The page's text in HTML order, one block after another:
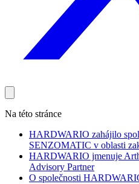
Na této stránce
HARDWARIO zahájilo
SENZOMATIC v oblasti
HARDWARIO jmenuje
Advisory Partner
O společnosti